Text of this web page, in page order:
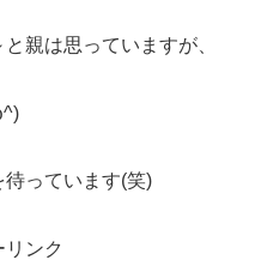
親は思っていますが、
っています(笑)
リンク